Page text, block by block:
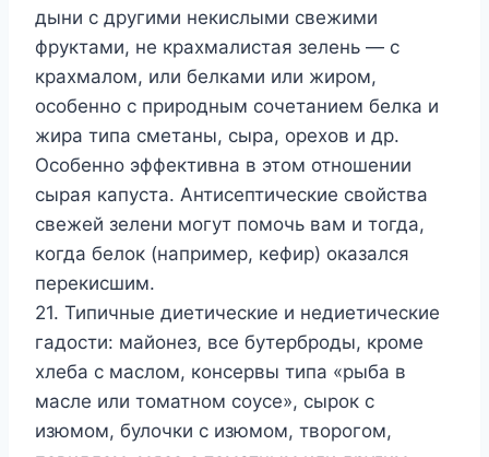
дыни с другими некислыми свежими
фруктами, не крахмалистая зелень — с
крахмалом, или белками или жиром,
особенно с природным со­четанием белка и
жира типа сметаны, сыра, орехов и др.
Особенно эффективна в этом отношении
сырая капуста. Антисептиче­ские свойства
свежей зелени могут помочь вам и тогда,
когда белок (например, кефир) оказался
перекисшим.
21. Типичные диетические и недиетические
гадости: майо­нез, все бутерброды, кроме
хлеба с маслом, консервы типа «ры­ба в
масле или томатном соусе», сырок с
изюмом, булочки с изю­мом, творогом,